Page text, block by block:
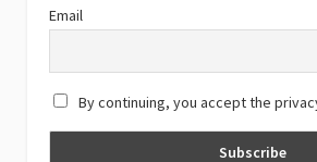
a
n
Email
By continuing, you accept the